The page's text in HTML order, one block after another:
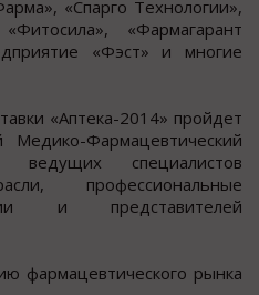
«Спарго Технологии»,
«Фармагарант
«Фэст» и многие
«Аптека-2014» пройдет
Фармацевтический
специалистов
профессиональные
и представителей
фармацевтического рынка